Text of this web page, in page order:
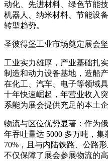
动化、先进材料、绿色节能
机器人、纳米材料、节能设
转型趋势。
圣彼得堡工业市场奠定展会
工业实力雄厚，产业基础扎
制造和动力设备基地，造船
在化工、汽车、电子等领域
十年快速崛起，年营业收入
系能为展会提供充足的本土
物流与区位优势显著：作为
年吞吐量达 5000 多万吨，
70%，且与内陆铁路、公路
不仅保障了展会参展物流的